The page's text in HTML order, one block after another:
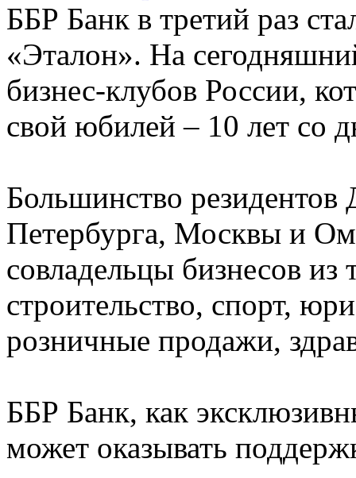
ББР Банк в третий раз
«Эталон». На
бизнес-клубов России,
свой юбилей – 10 лет со
Большинство резидентов
Петербурга, Москвы и
совладельцы бизнесов из
строительство, спорт,
розничные продажи,
ББР Банк, как
может оказывать